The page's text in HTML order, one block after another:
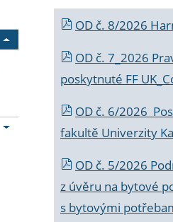
OD č. 8/2026
OD č. 7_2026
poskytnuté FF
OD č. 6/2026
fakultě Univerzity
OD č. 5/2026
z úvěru na bytové
s bytovými